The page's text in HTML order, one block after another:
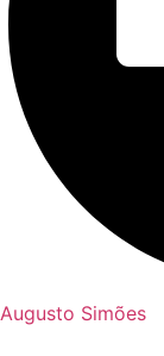
Augusto Simões